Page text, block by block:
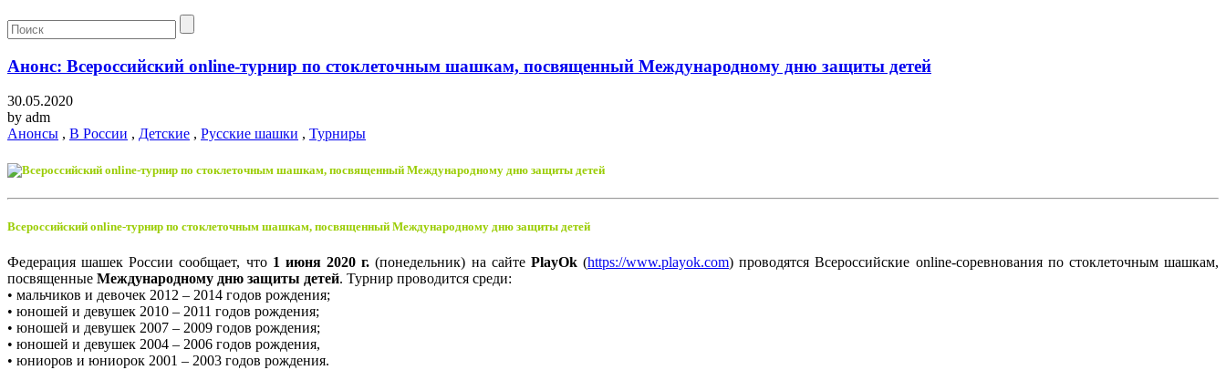
Анонс: Всероссийский online-турнир по стоклеточным шашкам, посвященный Международному дню защиты детей
30.05.2020
by adm
Анонсы , В России , Детские , Русские шашки , Турниры
Всероссийский online-турнир по стоклеточным шашкам, посвященный Международному дню защиты детей
Федерация шашек России сообщает, что 1 июня 2020 г. (понедельник) на сайте PlayOk(https://www.playok.com) проводятся Всероссийские online-соревнования по стоклеточным шашкам,
посвященные Международному дню защиты детей. Турнир проводится среди:
• мальчиков и девочек 2012 – 2014 годов рождения;
• юношей и девушек 2010 – 2011 годов рождения;
• юношей и девушек 2007 – 2009 годов рождения;
• юношей и девушек 2004 – 2006 годов рождения,
• юниоров и юниорок 2001 – 2003 годов рождения.